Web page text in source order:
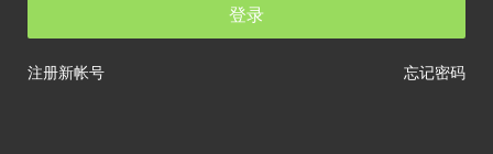
登录
忘记密码
注册新帐号